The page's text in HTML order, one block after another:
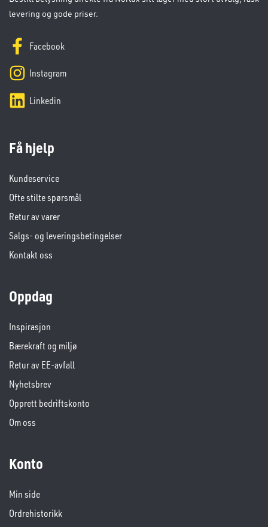
levering og gode priser.
Facebook
Instagram
Linkedin
Få hjelp
Kundeservice
Ofte stilte spørsmål
Retur av varer
Salgs- og leveringsbetingelser
Kontakt oss
Oppdag
Inspirasjon
Bærekraft og miljø
Retur av EE-avfall
Nyhetsbrev
Opprett bedriftskonto
Om oss
Konto
Min side
Ordrehistorikk